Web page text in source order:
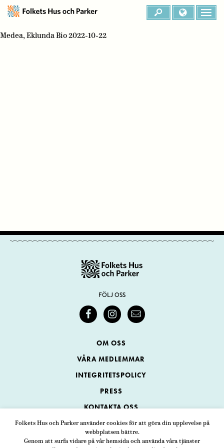
Folkets Hus och Parker använder cookies för att göra din upplevelse på
webbplatsen bättre.
Genom att surfa vidare på vår hemsida och använda våra tjänster
Medea, Eklunda Bio 2022-10-22
FÖLJ OSS
OM OSS
VÅRA MEDLEMMAR
INTEGRITETSPOLICY
PRESS
KONTAKTA OSS
Folkets Hus och Parker